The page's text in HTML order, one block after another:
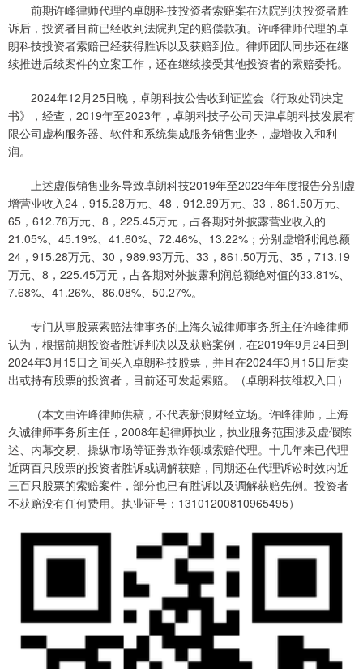
前期许峰律师代理的卓朗科技投资者索赔案在法院判决投资者胜
诉后，投资者目前已经收到法院判定的赔偿款项。许峰律师代理的卓
朗科技投资者索赔已经获得胜诉以及获赔到位。律师团队同步还在继
续推进后续案件的立案工作，还在继续接受其他投资者的索赔委托。
2024年12月25日晚，卓朗科技公告收到证监会《行政处罚决定
书》，经查，2019年至2023年，卓朗科技子公司天津卓朗科技发展有
限公司虚构服务器、软件和系统集成服务销售业务，虚增收入和利
润。
上述虚假销售业务导致卓朗科技2019年至2023年年度报告分别虚
增营业收入24，915.28万元、48，912.89万元、33，861.50万元、
65，612.78万元、8，225.45万元，占各期对外披露营业收入的
21.05%、45.19%、41.60%、72.46%、13.22%；分别虚增利润总额
24，915.28万元、30，989.93万元、33，861.50万元、35，713.19
万元、8，225.45万元，占各期对外披露利润总额绝对值的33.81%、
7.68%、41.26%、86.08%、50.27%。
专门从事股票索赔法律事务的上海久诚律师事务所主任许峰律师
认为，根据前期投资者胜诉判决以及获赔案例，在2019年9月24日到
2024年3月15日之间买入卓朗科技股票，并且在2024年3月15日后卖
出或持有股票的投资者，目前还可发起索赔。（卓朗科技维权入口）
（本文由许峰律师供稿，不代表新浪财经立场。许峰律师，上海
久诚律师事务所主任，2008年起律师执业，执业服务范围涉及虚假陈
述、内幕交易、操纵市场等证券欺诈领域索赔代理。十几年来已代理
近两百只股票的投资者胜诉或调解获赔，同期还在代理诉讼时效内近
三百只股票的索赔案件，部分也已有胜诉以及调解获赔先例。投资者
不获赔没有任何费用。执业证号：13101200810965495）